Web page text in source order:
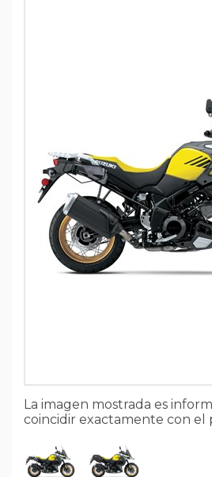
La imagen mostrada es
coincidir exactamente con el